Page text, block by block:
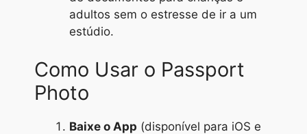
adultos sem o estresse de ir a um
estúdio.
Como Usar o Passport
Photo
Baixe o App (disponível para iOS e